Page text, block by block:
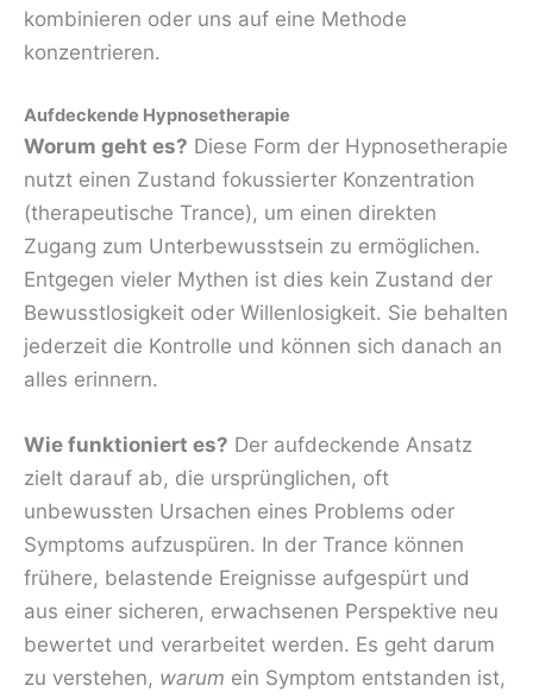
kombinieren oder uns auf eine Methode
konzentrieren.
Aufdeckende Hypnosetherapie
Worum geht es? Diese Form der Hypnosetherapie
nutzt einen Zustand fokussierter Konzentration
(therapeutische Trance), um einen direkten
Zugang zum Unterbewusstsein zu ermöglichen.
Entgegen vieler Mythen ist dies kein Zustand der
Bewusstlosigkeit oder Willenlosigkeit. Sie behalten
jederzeit die Kontrolle und können sich danach an
alles erinnern.
Wie funktioniert es? Der aufdeckende Ansatz
zielt darauf ab, die ursprünglichen, oft
unbewussten Ursachen eines Problems oder
Symptoms aufzuspüren. In der Trance können
frühere, belastende Ereignisse aufgespürt und
aus einer sicheren, erwachsenen Perspektive neu
bewertet und verarbeitet werden. Es geht darum
zu verstehen, warum ein Symptom entstanden ist,